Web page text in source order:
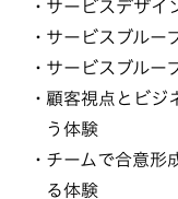
サービスデザイ
サービスブルー
サービスブルー
顧客視点とビジ
う体験
チームで合意形
る体験